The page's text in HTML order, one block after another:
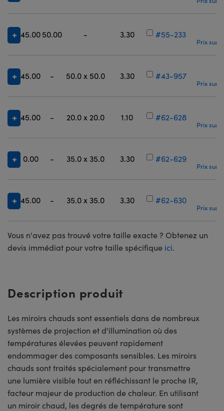
45.0050.00 - 3.30 #55-233
Prix sur
45.00 - 50.0 x 50.0 3.30 #43-957
Prix sur
45.00 - 20.0 x 20.0 1.10 #62-628
Prix sur
0.00 - 35.0 x 35.0 3.30 #62-629
Prix sur
45.00 - 35.0 x 35.0 3.30 #62-630
Prix sur
Vous n'avez pas trouvé votre taille exacte ? Obtenez un
devis immédiat pour votre taille spécifique ici.
Description produit
Les miroirs chauds sont essentiels dans de nombreux
systèmes de projection et d'illumination où des
températures élevées peuvent rapidement
endommager des composants sensibles. Les miroirs
chauds sont traités spécialement pour transmettre
une lumière visible tout en réfléchissant le proche IR,
facteur majeur de production de chaleur. En utilisant
un miroir chaud, les degrés de température sont